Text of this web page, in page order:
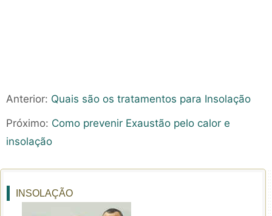
Anterior: Quais são os tratamentos para Insolação
Próximo: Como prevenir Exaustão pelo calor e
insolação
INSOLAÇÃO